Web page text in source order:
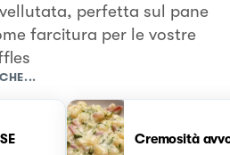
perfetta sul pane
farcitura per le vostre
Cremosità